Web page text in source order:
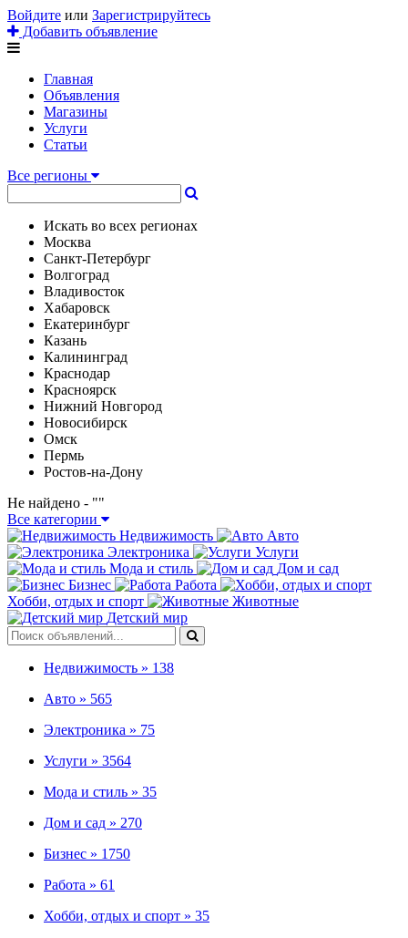
Войдите или Зарегистрируйтесь
Добавить объявление
Главная
Объявления
Магазины
Услуги
Статьи
Все регионы
Искать во всех регионах
Москва
Санкт-Петербург
Волгоград
Владивосток
Хабаровск
Екатеринбург
Казань
Калининград
Краснодар
Красноярск
Нижний Новгород
Новосибирск
Омск
Пермь
Ростов-на-Дону
Не найдено - ""
Все категории
Недвижимость
Авто
Электроника
Услуги
Мода и стиль
Дом и сад
Бизнес
Работа
Хобби, отдых и спорт
Животные
Детский мир
Недвижимость » 138
Авто » 565
Электроника » 75
Услуги » 3564
Мода и стиль » 35
Дом и сад » 270
Бизнес » 1750
Работа » 61
Хобби, отдых и спорт » 35